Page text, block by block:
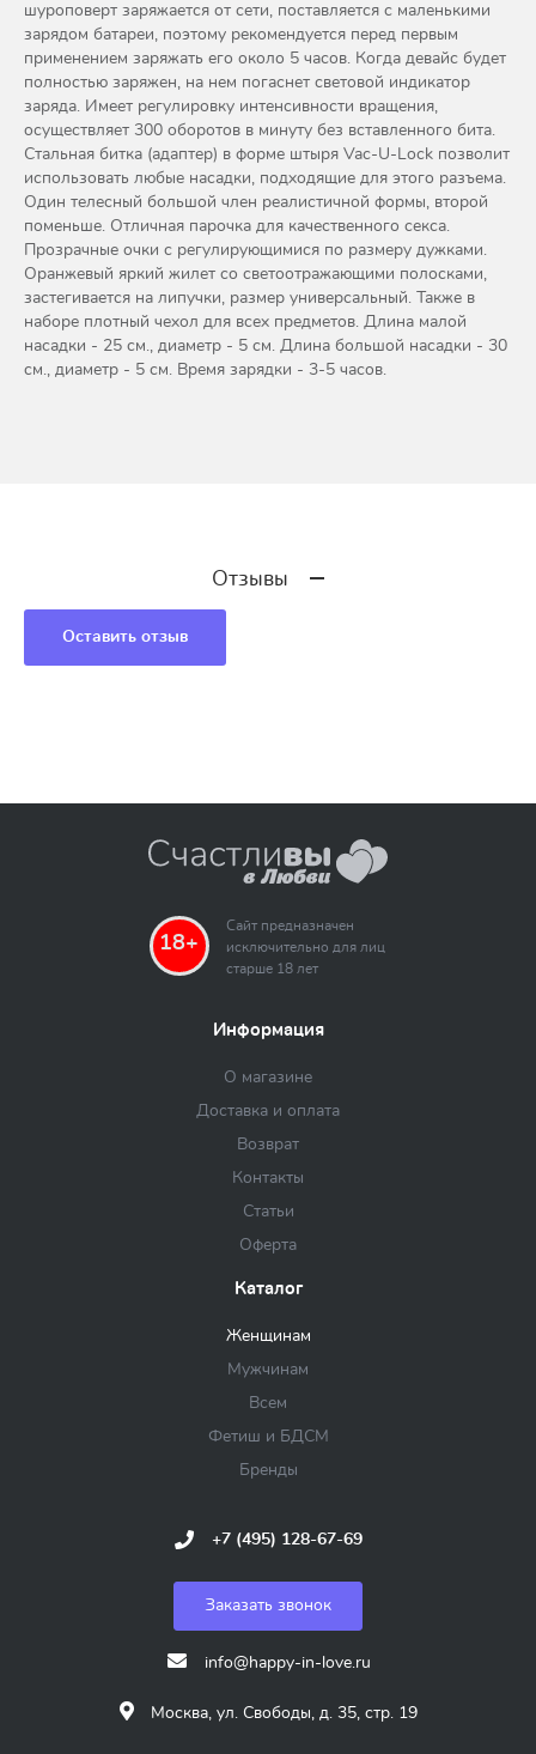
шуроповерт заряжается от сети, поставляется с маленькими
зарядом батареи, поэтому рекомендуется перед первым
применением заряжать его около 5 часов. Когда девайс будет
полностью заряжен, на нем погаснет световой индикатор
заряда. Имеет регулировку интенсивности вращения,
осуществляет 300 оборотов в минуту без вставленного бита.
Стальная битка (адаптер) в форме штыря Vac-U-Lock позволит
использовать любые насадки, подходящие для этого разъема.
Один телесный большой член реалистичной формы, второй
поменьше. Отличная парочка для качественного секса.
Прозрачные очки с регулирующимися по размеру дужками.
Оранжевый яркий жилет со светоотражающими полосками,
застегивается на липучки, размер универсальный. Также в
наборе плотный чехол для всех предметов. Длина малой
насадки - 25 см., диаметр - 5 см. Длина большой насадки - 30
см., диаметр - 5 см. Время зарядки - 3-5 часов.
Отзывы
Оставить отзыв
18+
Сайт предназначен
исключительно для лиц
старше 18 лет
Информация
О магазине
Доставка и оплата
Возврат
Контакты
Статьи
Оферта
Каталог
Женщинам
Мужчинам
Всем
Фетиш и БДСМ
Бренды
+7 (495) 128-67-69
Заказать звонок
info@happy-in-love.ru
Москва, ул. Свободы, д. 35, стр. 19